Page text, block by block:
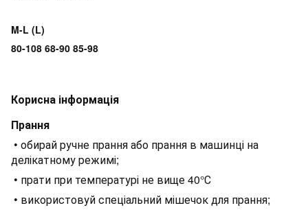
M-L (L)
80-108 68-90 85-98
Корисна інформація
Прання
• обирай ручне прання або прання в машинці на
делікатному режимі;
• прати при температурі не вище 40°С
• використовуй спеціальний мішечок для прання;